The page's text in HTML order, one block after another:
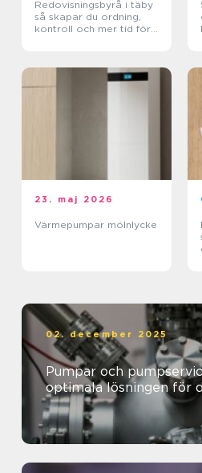
Redovisningsbyrå i täby
så skapar du ordning,
kontroll och mer tid för
23. maj 2026
Värmepumpar mölnlycke
02. december 2025
Pumpar och
optimala lösningen för